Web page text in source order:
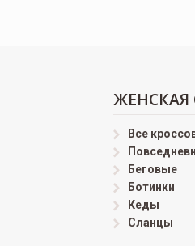
ЖЕНСКАЯ
Все
Беговые
Ботинки
Кеды
Сланцы